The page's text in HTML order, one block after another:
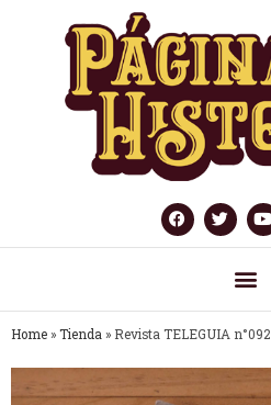
Home » Tienda » Revista TELEGUIA n°092